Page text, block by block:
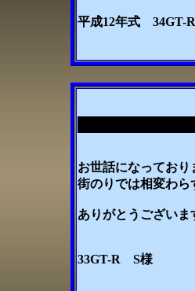
平成12年式
お世話になってお
街のりでは相変わら
ありがとうございま
33GT-R S様